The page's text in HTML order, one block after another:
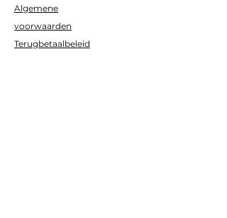
Algemene
voorwaarden
Terugbetaalbeleid